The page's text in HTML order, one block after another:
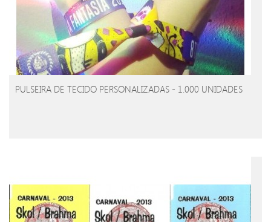
PULSEIRA DE TECIDO PERSONALIZADAS - 1.000 UNIDADES